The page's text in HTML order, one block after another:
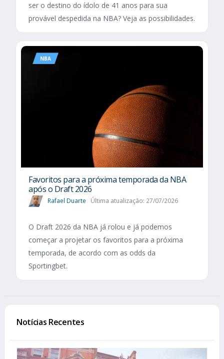
ser o destino do ídolo de 41 anos para sua
provável despedida na NBA? Veja as possibilidades.
NBA
Favoritos para a próxima temporada da NBA
após o Draft 2026
Rafael Duarte Última atualização: 27/07/2026
O Draft 2026 da NBA já rolou e já podemos
começar a projetar os favoritos para a próxima
temporada, de acordo com as odds da
Sportingbet.
Notícias Recentes